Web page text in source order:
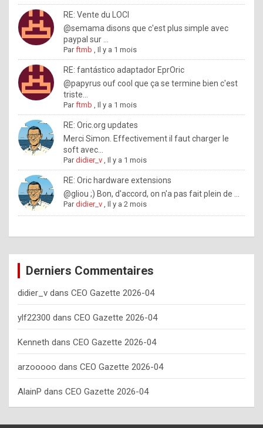
a
n
t
o
n
o
w
h
o
w
o
e
y
o
u
s
h
o
RE: Vente du LOCI
@semama disons que c'est plus simple avec
paypal sur ...
Parftmb ,Il y a 1 mois
RE: fantástico adaptador EprOric
@papyrus ouf cool que ça se termine bien c'est
triste...
Parftmb ,Il y a 1 mois
RE: Oric.org updates
Merci Simon. Effectivement il faut charger le
soft avec...
Pardidier_v ,Il y a 1 mois
RE: Oric hardware extensions
@gliou ;) Bon, d'accord, on n'a pas fait plein de ...
Pardidier_v ,Il y a 2 mois
Derniers Commentaires
didier_v dans CEO Gazette 2026-04
ylf22300 dans CEO Gazette 2026-04
Kenneth dans CEO Gazette 2026-04
arzooooo dans CEO Gazette 2026-04
AlainP dans CEO Gazette 2026-04